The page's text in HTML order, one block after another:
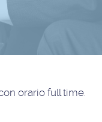
orario full time